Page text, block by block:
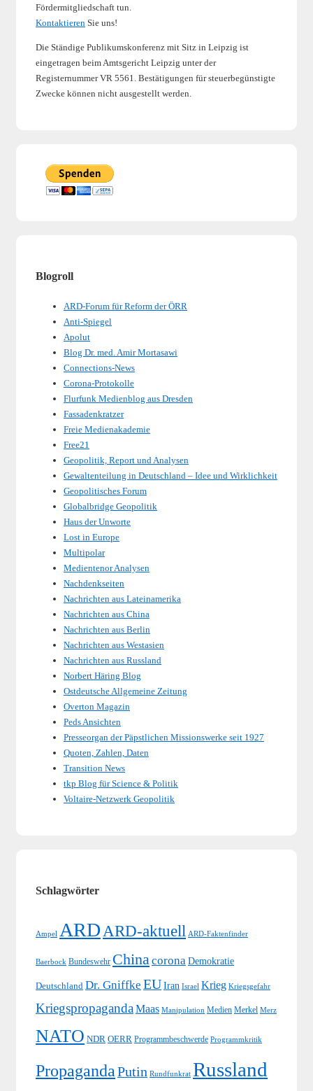
Fördermitgliedschaft tun.
Kontaktieren Sie uns!
Die Ständige Publikumskonferenz mit Sitz in Leipzig ist
eingetragen beim Amtsgericht Leipzig unter der
Registernummer VR 5561. Bestätigungen für steuerbegünstigte
Zwecke können nicht ausgestellt werden.
Blogroll
ARD-Forum für Reform der ÖRR
Anti-Spiegel
Apolut
Blog Dr. med. Amir Mortasawi
Connections-News
Corona-Protokolle
Flurfunk Medienblog aus Dresden
Fassadenkratzer
Freie Medienakademie
Free21
Geopolitik, Report und Analysen
Gewaltenteilung in Deutschland – Idee und Wirklichkeit
Geopolitisches Forum
Globalbridge Geopolitik
Haus der Unworte
Lost in Europe
Multipolar
Medientenor Analysen
Nachdenkseiten
Nachrichten aus Lateinamerika
Nachrichten aus China
Nachrichten aus Berlin
Nachrichten aus Westasien
Nachrichten aus Russland
Norbert Häring Blog
Ostdeutsche Allgemeine Zeitung
Overton Magazin
Peds Ansichten
Presseorgan der Päpstlichen Missionswerke seit 1927
Quoten, Zahlen, Daten
Transition News
tkp Blog für Science & Politik
Voltaire-Netzwerk Geopolitik
Schlagwörter
Ampel ARDARD-aktuell ARD-Faktenfinder
Baerbock Bundeswehr Chinacorona Demokratie
Deutschland Dr. Gniffke EUIran Israel Krieg Kriegsgefahr
KriegspropagandaMaas Manipulation Medien Merkel Merz
NATO NDR OERR Programmbeschwerde Programmkritik
Propaganda Putin Rundfunkrat Russland